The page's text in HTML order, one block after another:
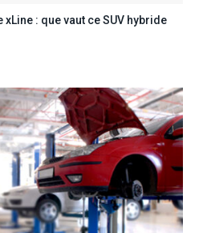
xLine : que vaut ce SUV hybride